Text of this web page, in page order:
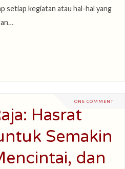
setiap kegiatan atau hal-hal yang
ONE COMMENT
Hasrat
Semakin
dan